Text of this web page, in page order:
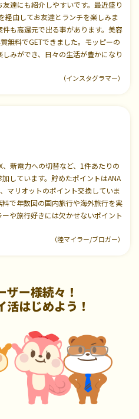
達にも紹介しやすいです。最近盛り
経由してお友達とランチを楽しみま
も高還元で出る事があります。美容
無料でGETできました。モッピーの
みができ、日々の生活が豊かになり
（インスタグラマー）
新電力への切替など、1件あたりの
しています。貯めたポイントはANA
マリオットのポイント交換していま
で年数回の国内旅行や海外旅行を実
や旅行好きには欠かせないポイント
（陸マイラー/ブロガー）
ザー様続々！
活はじめよう！